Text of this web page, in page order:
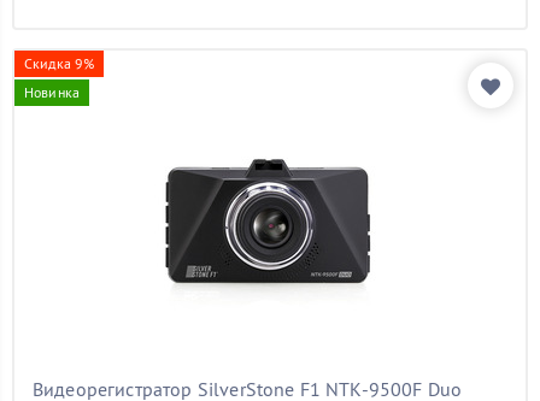
Скидка 9%
Новинка
Видеорегистратор SilverStone F1 NTK-9500F Duo